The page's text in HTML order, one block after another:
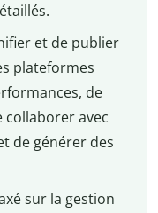
et de publier
plateformes
de
collaborer avec
de générer des
sur la gestion